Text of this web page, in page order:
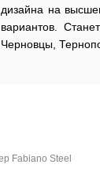
дизайна на
вариантов.
Черновцы,
Fabiano Steel